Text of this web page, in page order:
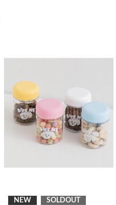
NEW SOLDOUT